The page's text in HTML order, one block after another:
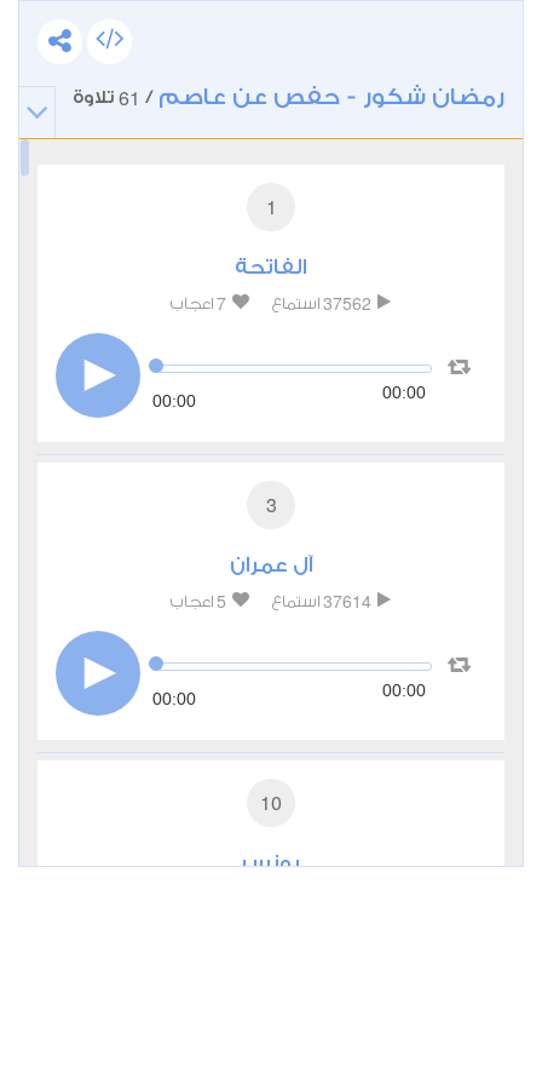
رمضان شكور - حفص عن عاصم /
61 تلاوة
1
الفاتحة
37562 استماع 7 اعجاب
00:00 00:00
3
آل عمران
37614 استماع 5 اعجاب
00:00 00:00
10
يونس